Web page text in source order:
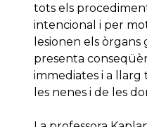
tots els
intencional i per
lesionen els òrgans
presenta
immediates i a llarg
les nenes i de les